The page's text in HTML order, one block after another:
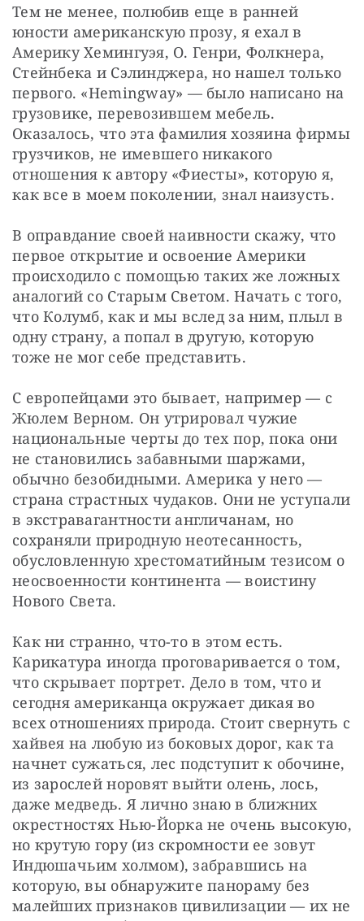
Тем не менее, полюбив еще в ранней
юности американскую прозу, я ехал в
Америку Хемингуэя, О. Генри, Фолкнера,
Стейнбека и Сэлинджера, но нашел только
первого. «Hemingway» — было написано на
грузовике, перевозившем мебель.
Оказалось, что эта фамилия хозяина фирмы
грузчиков, не имевшего никакого
отношения к автору «Фиесты», которую я,
как все в моем поколении, знал наизусть.
В оправдание своей наивности скажу, что
первое открытие и освоение Америки
происходило с помощью таких же ложных
аналогий со Старым Светом. Начать с того,
что Колумб, как и мы вслед за ним, плыл в
одну страну, а попал в другую, которую
тоже не мог себе представить.
С европейцами это бывает, например — с
Жюлем Верном. Он утрировал чужие
национальные черты до тех пор, пока они
не становились забавными шаржами,
обычно безобидными. Америка у него —
страна страстных чудаков. Они не уступали
в экстравагантности англичанам, но
сохраняли природную неотесанность,
обусловленную хрестоматийным тезисом о
неосвоенности континента — воистину
Нового Света.
Как ни странно, что-то в этом есть.
Карикатура иногда проговаривается о том,
что скрывает портрет. Дело в том, что и
сегодня американца окружает дикая во
всех отношениях природа. Стоит свернуть с
хайвея на любую из боковых дорог, как та
начнет сужаться, лес подступит к обочине,
из зарослей норовят выйти олень, лось,
даже медведь. Я лично знаю в ближних
окрестностях Нью-Йорка не очень высокую,
но крутую гору (из скромности ее зовут
Индюшачьим холмом), забравшись на
которую, вы обнаружите панораму без
малейших признаков цивилизации — их не